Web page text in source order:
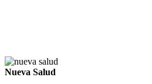
Nueva Salud